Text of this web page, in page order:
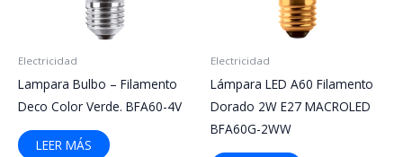
Electricidad
Lampara Bulbo – Filamento
Deco Color Verde. BFA60-4V
LEER MÁS
Electricidad
Lámpara LED A60 Filamento
Dorado 2W E27 MACROLED
BFA60G-2WW